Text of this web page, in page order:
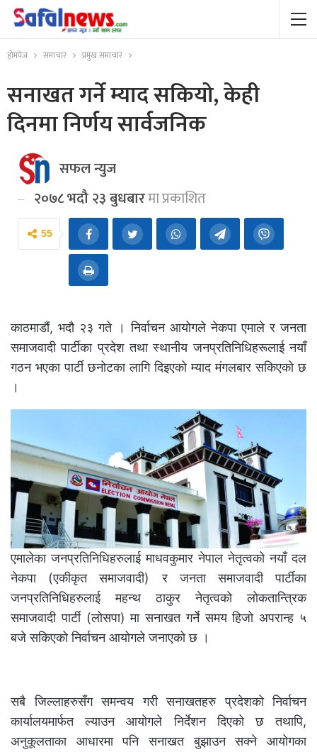
होमपेज समाचार प्रमुख समाचार
सनाखत गर्ने म्याद सकियो, केही
दिनमा निर्णय सार्वजनिक
सफल न्युज
२०७८ भदौ २३ बुधबारमा प्रकाशित
55
काठमाडौं, भदौ २३ गते । निर्वाचन आयोगले नेकपा एमाले र जनता
समाजवादी पार्टीका प्रदेश तथा स्थानीय जनप्रतिनिधिहरूलाई नयाँ
गठन भएका पार्टी छनोटका लागि दिइएको म्याद मंगलबार सकिएको छ
।
एमालेका जनप्रतिनिधिहरुलाई माधवकुमार नेपाल नेतृत्वको नयाँ दल
नेकपा (एकीकृत समाजवादी) र जनता समाजवादी पार्टीका
जनप्रतिनिधिहरुलाई महन्थ ठाकुर नेतृत्वको लोकतान्त्रिक
समाजवादी पार्टी (लोसपा) मा सनाखत गर्ने समय हिजो अपरान्ह ५
बजे सकिएको निर्वाचन आयोगले जनाएको छ ।
सबै जिल्लाहरुसँग समन्वय गरी सनाखतहरु प्रदेशको निर्वाचन
कार्यालयमार्फत ल्याउन आयोगले निर्देशन दिएको छ तथापि,
अनुकूलताका आधारमा पनि सनाखत बुझाउन सक्ने आयोगका